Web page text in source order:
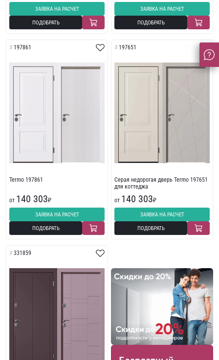
ЗАЯВКА НА РАСЧЕТ
ПОДОБРАТЬ
ЗАЯВКА НА РАСЧЕТ
ПОДОБРАТЬ
197861
Termo 197861
от 140 303₽
ЗАЯВКА НА РАСЧЕТ
ПОДОБРАТЬ
197651
Серая недорогая дверь Termo 197651
для коттеджа
от 140 303₽
ЗАЯВКА НА РАСЧЕТ
ПОДОБРАТЬ
331859